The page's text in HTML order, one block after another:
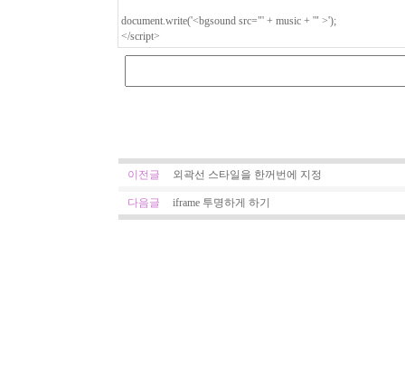
document.write('<bgsound src="' + music + '" >');
</script>
이전글 외곽선 스타일을 한꺼번에 지정
다음글 iframe 투명하게 하기